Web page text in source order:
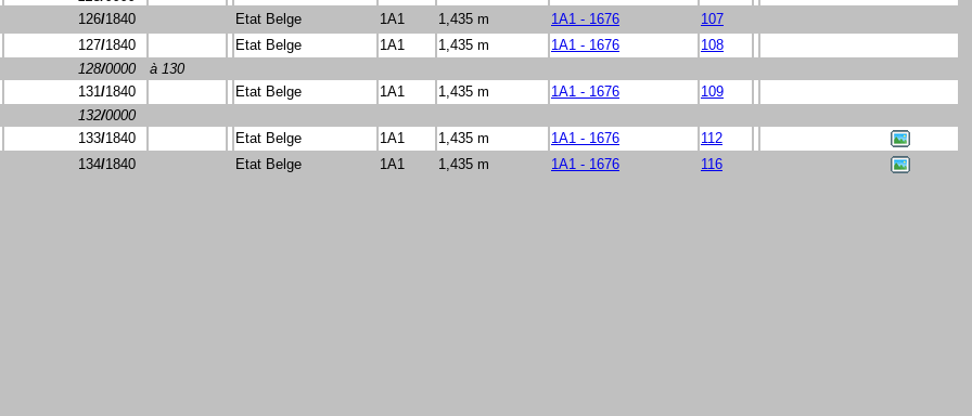
126/1840 Etat Belge 1A1 1,435 m 1A1 - 1676
107
127/1840 Etat Belge 1A1 1,435 m 1A1 - 1676
108
128/0000
à 130
131/1840 Etat Belge 1A1 1,435 m 1A1 - 1676
109
132/0000
133/1840 Etat Belge 1A1 1,435 m 1A1 - 1676
112
134/1840 Etat Belge 1A1 1,435 m 1A1 - 1676 116